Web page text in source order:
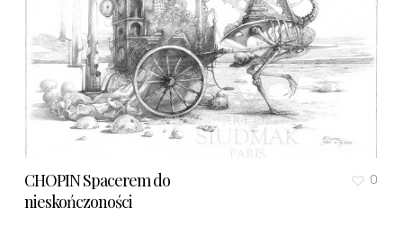
CHOPIN Spacerem do
nieskończoności
0